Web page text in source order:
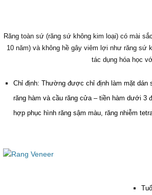
Răng toàn sứ (răng sứ không kim loại) có mài
10 năm) và không hề gây viêm lợi như răng sứ
tác dụng hóa học
Chỉ định: Thường được chỉ định làm mặt dán
răng hàm và cầu răng cửa – tiền hàm dưới
hợp phục hình răng sậm màu, răng nhiễm